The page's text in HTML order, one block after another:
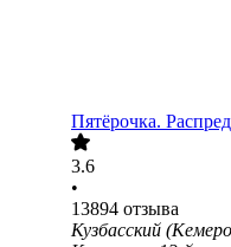
Пятёрочка.
3.6
•
13894 отзыва
Кузбасский